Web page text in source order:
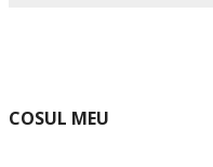
COSUL MEU